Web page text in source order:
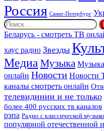
Россия Санкт-Петербург
Найти:
Беларусь - смотреть ТВ
хаус радио Звезды
Медиа Музыка
онлайн Новости Новости
каналы смотреть онлайн
телевидинии и не только
более 400 русских тв каналов
рэпа Радио с классической
популярной отечественной